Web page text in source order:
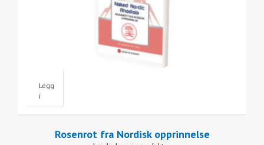
Rosenrot fra Nordisk opprinnelse